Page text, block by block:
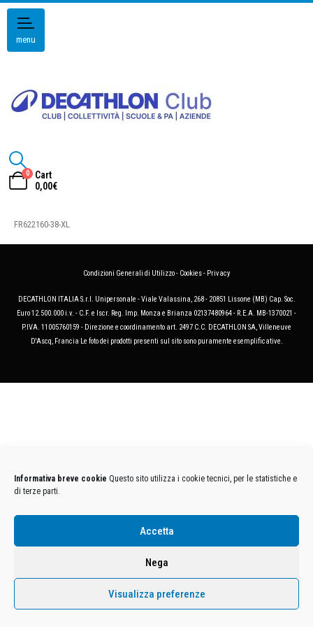
Informativa breve cookie Questo sito utilizza i cookie tecnici, per le statistiche e
di terze parti.
Accetta
Nega
Visualizza preferenze
menu
0
Cart
0,00€
FR622160-38-XL
Condizioni Generali di Utilizzo- Cookies- Privacy
DECATHLON ITALIA S.r.l. Unipersonale - Viale Valassina, 268 - 20851 Lissone (MB) Cap. Soc.
Euro 12.500.000 i.v. - C.F. e Iscr. Reg. Imp. Monza e Brianza 02137480964 - R.E.A. MB-1370021 -
P.IVA. 11005760159 - Direzione e coordinamento art. 2497 C.C. DECATHLON SA, Villeneuve
D'Ascq, Francia Le foto dei prodotti presenti sul sito sono puramente esemplificative.